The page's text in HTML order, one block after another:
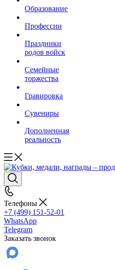
Образование
Профессии
Праздники
родов войск
Семейные
торжества
Гравировка
Сувениры
Дополненная
реальность
Телефоны
+7 (499) 151-52-01
WhatsApp
Telegram
Заказать звонок